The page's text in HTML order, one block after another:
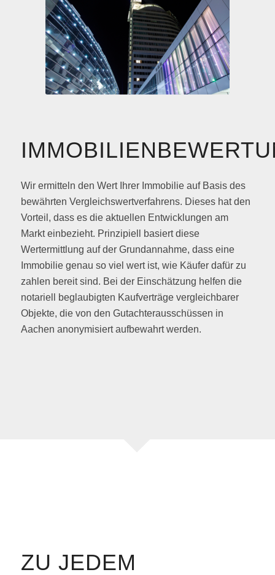
Wir ermitteln den Wert Ihrer Immobilie auf Basis des
bewährten Vergleichswertverfahrens. Dieses hat den
Vorteil, dass es die aktuellen Entwicklungen am
Markt einbezieht. Prinzipiell basiert diese
Wertermittlung auf der Grundannahme, dass eine
Immobilie genau so viel wert ist, wie Käufer dafür zu
zahlen bereit sind. Bei der Einschätzung helfen die
notariell beglaubigten Kaufverträge vergleichbarer
Objekte, die von den Gutachterausschüssen in
Aachen anonymisiert aufbewahrt werden.
ZU JEDEM